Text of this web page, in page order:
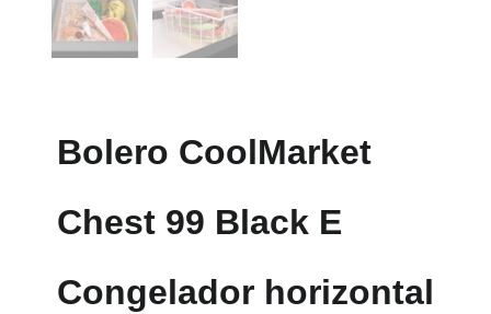
Bolero CoolMarket
Chest 99 Black E
Congelador horizontal